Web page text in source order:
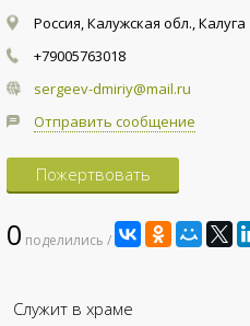
Россия, Калужская обл., Калуга
+79005763018
sergeev-dmiriy@mail.ru
Отправить сообщение
Пожертвовать
0 поделились /
Служит в храме